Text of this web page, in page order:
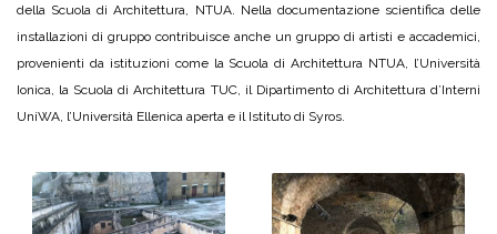
della Scuola di Architettura, NTUA. Nella documentazione scientifica delle
installazioni di gruppo contribuisce anche un gruppo di artisti e accademici,
provenienti da istituzioni come la Scuola di Architettura NTUA, l’Università
Ionica, la Scuola di Architettura TUC, il Dipartimento di Architettura d’Interni
UniWA, l’Università Ellenica aperta e il Istituto di Syros.